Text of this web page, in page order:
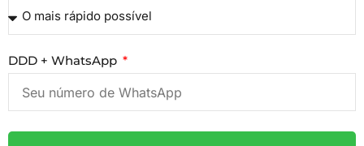
DDD + WhatsApp